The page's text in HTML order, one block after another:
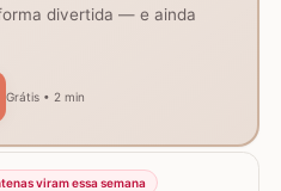
divertida — e ainda
Grátis • 2 min
viram essa semana